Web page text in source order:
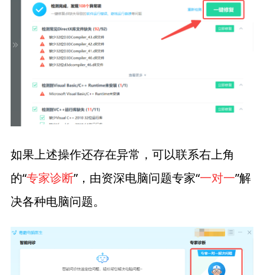
如果上述操作还存在异常，可以联系右上角
的“专家诊断”，由资深电脑问题专家“一对一”解
决各种电脑问题。